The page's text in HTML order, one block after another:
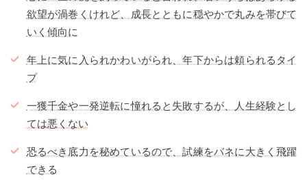
欲望が渦巻くけれど、成長とともに穏やかで丸みを帯びて
いく傾向に
年上に気に入られかわいがられ、年下からは頼られるタイ
プ
一獲千金や一発逆転に憧れると失敗するが、人生経験とし
ては悪くない
恐るべき底力を秘めているので、試練をバネに大きく飛躍
できる